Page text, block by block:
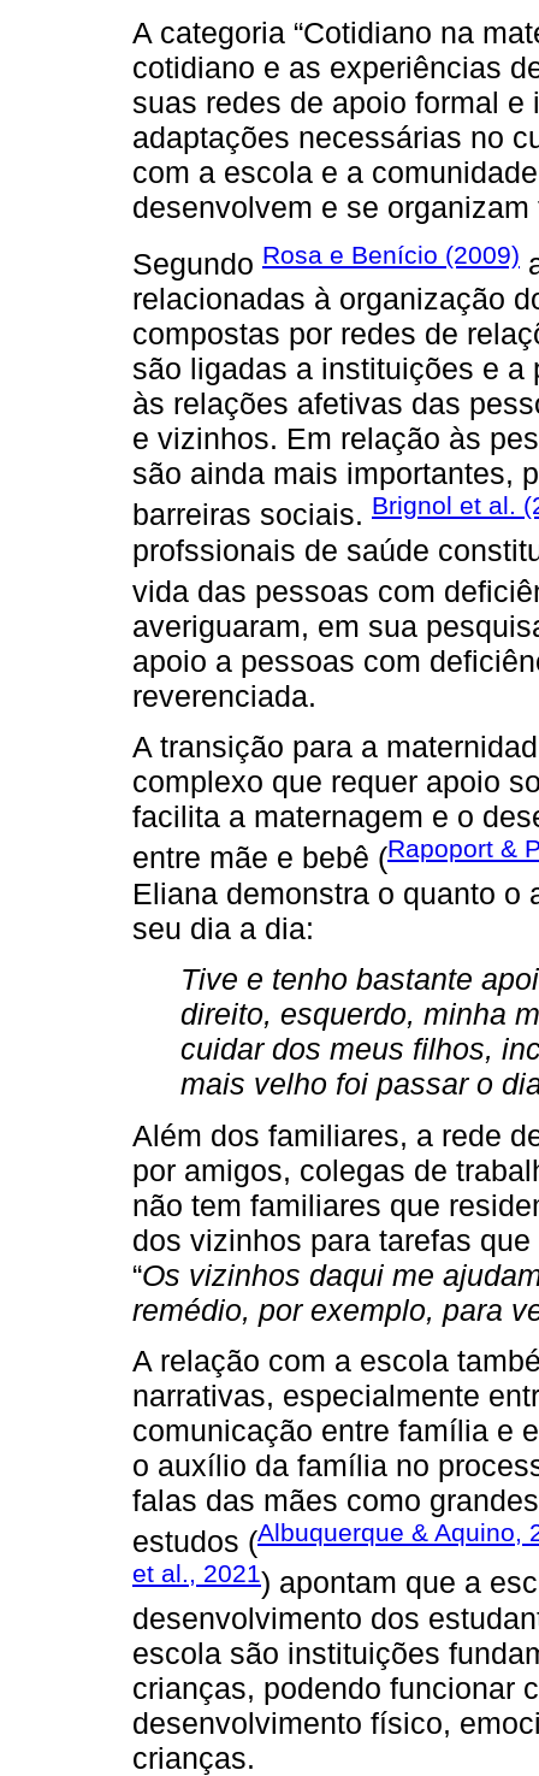
A categoria “Cotidiano na
cotidiano e as experiências
suas redes de apoio formal
adaptações necessárias no
com a escola e a
desenvolvem e se
Segundo Rosa e Benício (2009)
relacionadas à organização
compostas por redes de
são ligadas a instituições e
às relações afetivas das
e vizinhos. Em relação às
são ainda mais importantes,
barreiras sociais. Brignol et al.
profssionais de saúde
vida das pessoas com
averiguaram, em sua
apoio a pessoas com
reverenciada.
A transição para a
complexo que requer apoio
facilita a maternagem e o
entre mãe e bebê (Rapoport &
Eliana demonstra o quanto o
seu dia a dia:
Tive e tenho bastante
direito, esquerdo, minha
cuidar dos meus filhos,
mais velho foi passar o
Além dos familiares, a rede
por amigos, colegas de
não tem familiares que
dos vizinhos para tarefas
“Os vizinhos daqui me
remédio, por exemplo, para
A relação com a escola
narrativas, especialmente
comunicação entre família e
o auxílio da família no
falas das mães como
estudos (Albuquerque & Aquino,
et al., 2021) apontam que a
desenvolvimento dos
escola são instituições
crianças, podendo funcionar
desenvolvimento físico,
crianças.